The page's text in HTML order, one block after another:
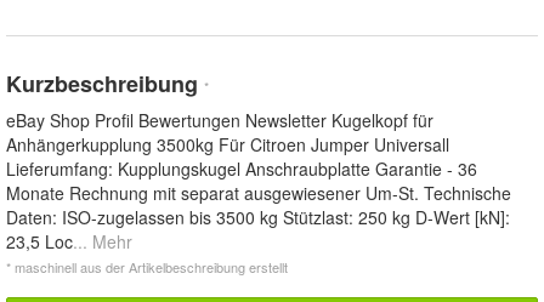
Kurzbeschreibung *
eBay Shop Profil Bewertungen Newsletter Kugelkopf für
Anhängerkupplung 3500kg Für Citroen Jumper Universall
Lieferumfang: Kupplungskugel Anschraubplatte Garantie - 36
Monate Rechnung mit separat ausgewiesener Um-St. Technische
Daten: ISO-zugelassen bis 3500 kg Stützlast: 250 kg D-Wert [kN]:
23,5 Loc... Mehr
* maschinell aus der Artikelbeschreibung erstellt